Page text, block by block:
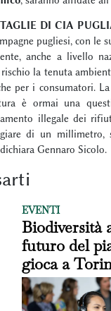
DI CIA
pugliesi, con le
anche a livello
la tenuta
per i consumatori.
è ormai una
illegale dei
di un
dichiara Gennaro
EVENTI
Biodiversità
futuro del
gioca a